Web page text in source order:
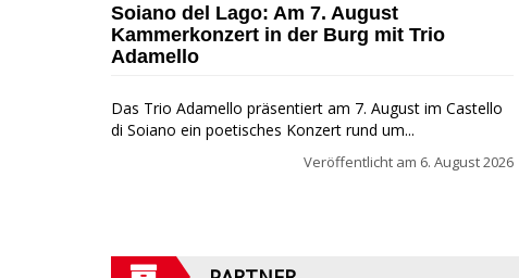
Soiano del Lago: Am 7. August
Kammerkonzert in der Burg mit Trio
Adamello
Das Trio Adamello präsentiert am 7. August im Castello
di Soiano ein poetisches Konzert rund um...
Veröffentlicht am 6. August 2026